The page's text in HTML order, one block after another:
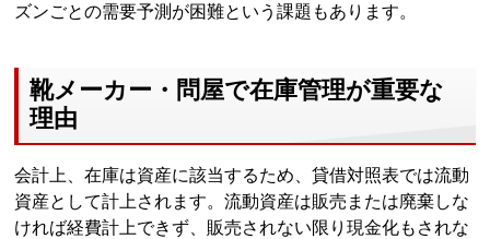
ズンごとの需要予測が困難という課題もあります。
靴メーカー・問屋で在庫管理が重要な
理由
会計上、在庫は資産に該当するため、貸借対照表では流動
資産として計上されます。流動資産は販売または廃棄しな
ければ経費計上できず、販売されない限り現金化もされな